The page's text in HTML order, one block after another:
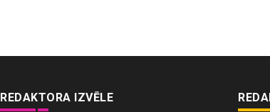
REDAKTORA IZVĒLE